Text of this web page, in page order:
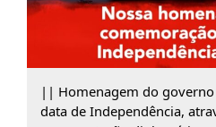
|| Homenagem do
data de Independência,